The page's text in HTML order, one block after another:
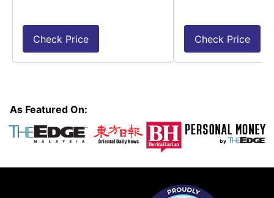
Check Price Check Price
As Featured On: